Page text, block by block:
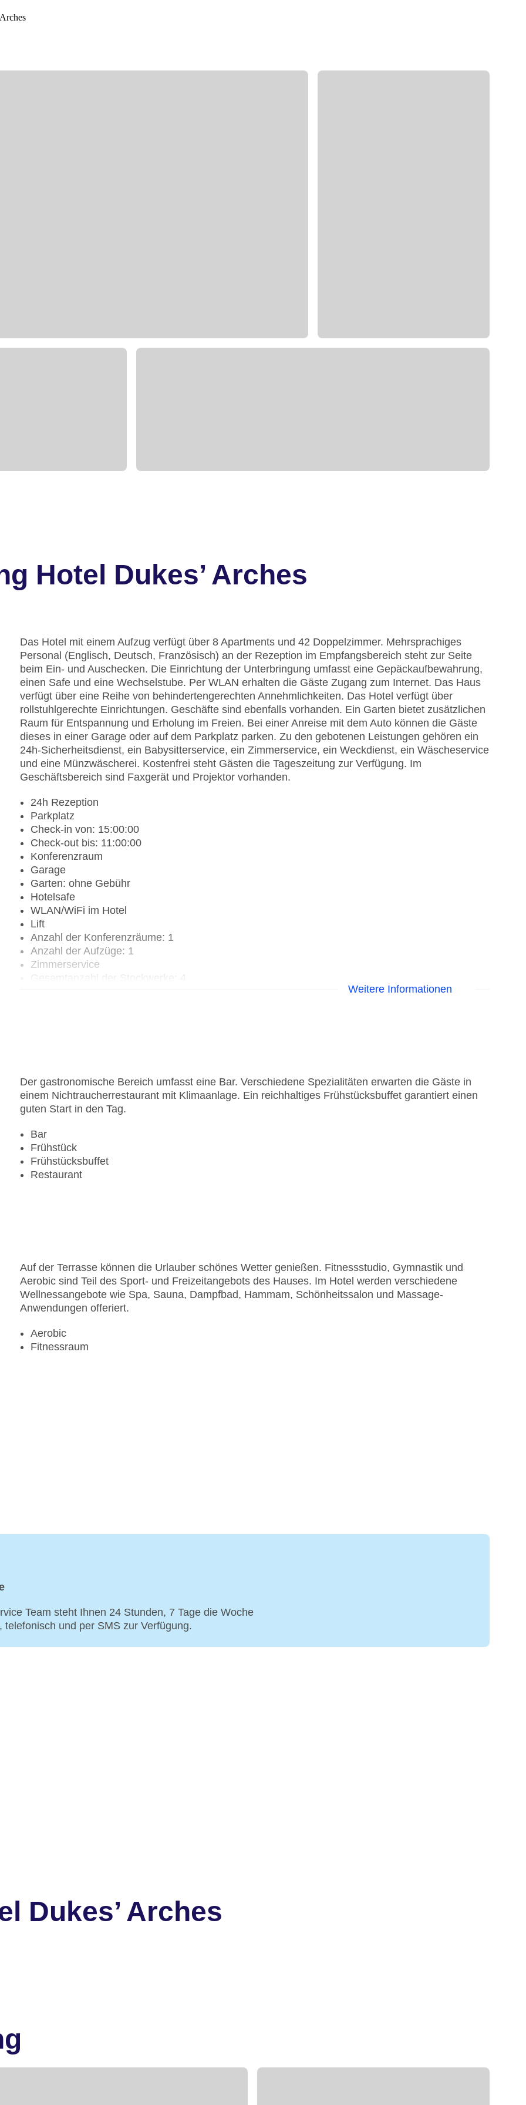
Hotel Dukes’ Arches
Das Hotel mit einem Aufzug verfügt über 8 Apartments und 42 Doppelzimmer. Mehrsprachiges
Personal (Englisch, Deutsch, Französisch) an der Rezeption im Empfangsbereich steht zur Seite
beim Ein- und Auschecken. Die Einrichtung der Unterbringung umfasst eine Gepäckaufbewahrung,
einen Safe und eine Wechselstube. Per WLAN erhalten die Gäste Zugang zum Internet. Das Haus
verfügt über eine Reihe von behindertengerechten Annehmlichkeiten. Das Hotel verfügt über
rollstuhlgerechte Einrichtungen. Geschäfte sind ebenfalls vorhanden. Ein Garten bietet zusätzlichen
Raum für Entspannung und Erholung im Freien. Bei einer Anreise mit dem Auto können die Gäste
dieses in einer Garage oder auf dem Parkplatz parken. Zu den gebotenen Leistungen gehören ein
24h-Sicherheitsdienst, ein Babysitterservice, ein Zimmerservice, ein Weckdienst, ein Wäscheservice
und eine Münzwäscherei. Kostenfrei steht Gästen die Tageszeitung zur Verfügung. Im
Geschäftsbereich sind Faxgerät und Projektor vorhanden.
24h Rezeption
Parkplatz
Check-in von: 15:00:00
Check-out bis: 11:00:00
Konferenzraum
Garage
Garten: ohne Gebühr
Hotelsafe
WLAN/WiFi im Hotel
Lift
Anzahl der Konferenzräume: 1
Anzahl der Aufzüge: 1
Zimmerservice
Weitere Informationen
Der gastronomische Bereich umfasst eine Bar. Verschiedene Spezialitäten erwarten die Gäste in
einem Nichtraucherrestaurant mit Klimaanlage. Ein reichhaltiges Frühstücksbuffet garantiert einen
guten Start in den Tag.
Bar
Frühstück
Frühstücksbuffet
Restaurant
Auf der Terrasse können die Urlauber schönes Wetter genießen. Fitnessstudio, Gymnastik und
Aerobic sind Teil des Sport- und Freizeitangebots des Hauses. Im Hotel werden verschiedene
Wellnessangebote wie Spa, Sauna, Dampfbad, Hammam, Schönheitssalon und Massage-
Anwendungen offeriert.
Aerobic
Fitnessraum
Team steht Ihnen 24 Stunden, 7 Tage die Woche
und per SMS zur Verfügung.
Dukes’ Arches